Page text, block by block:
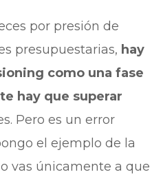
por presión de
presupuestarias, hay
como una fase
hay que superar
Pero es un error
el ejemplo de la
vas únicamente a que